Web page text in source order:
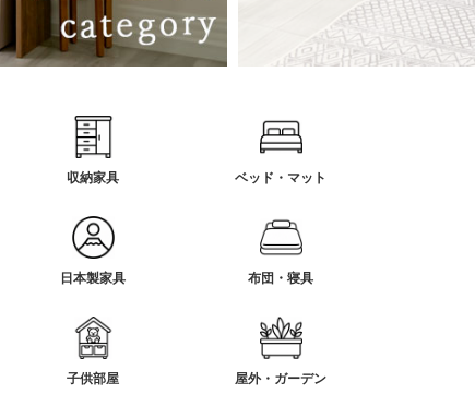
収納家具 ベッド・マット
日本製家具 布団・寝具
子供部屋 屋外・ガーデン